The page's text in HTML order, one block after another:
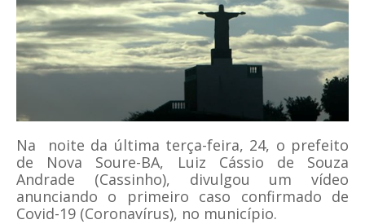
Na noite da última terça-feira, 24, o prefeito
de Nova Soure-BA, Luiz Cássio de Souza
Andrade (Cassinho), divulgou um vídeo
anunciando o primeiro caso confirmado de
Covid-19 (Coronavírus), no município.